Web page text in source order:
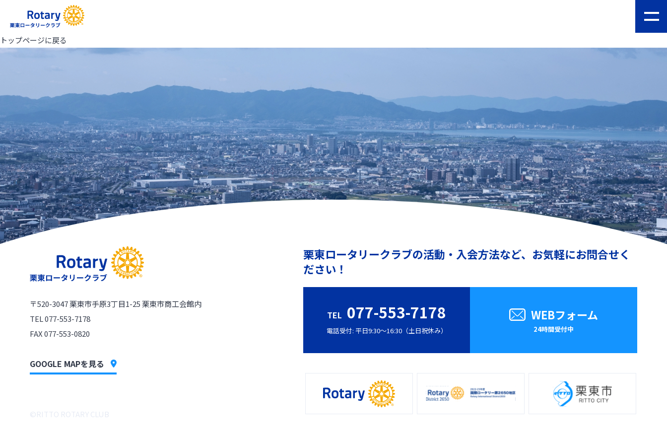
トップページに戻る
〒520-3047栗東市手原3丁目1-25 栗東市商工会館内
TEL 077-553-7178
FAX 077-553-0820
GOOGLE MAPを見る
栗東ロータリークラブの活動・入会方法など、お気軽にお問合せく
ださい！
TEL 077-553-7178
電話受付: 平日9:30〜16:30（土日祝休み）
WEBフォーム
24時間受付中
©︎RITTO ROTARY CLUB